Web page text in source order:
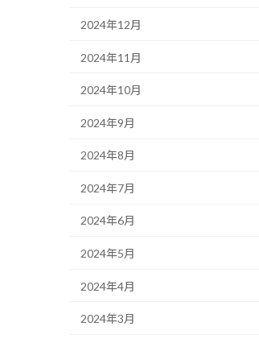
2024年12月
2024年11月
2024年10月
2024年9月
2024年8月
2024年7月
2024年6月
2024年5月
2024年4月
2024年3月